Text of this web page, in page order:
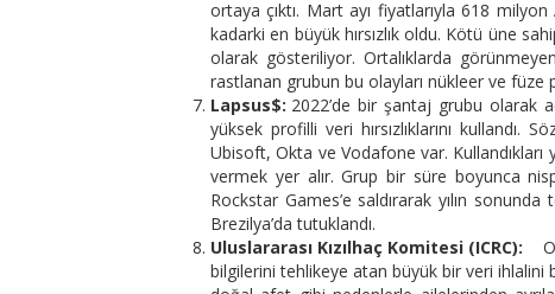
ortaya çıktı. Mart ayı fiyatlarıyla 618
kadarki en büyük hırsızlık oldu. Kötü üne
olarak gösteriliyor. Ortalıklarda
rastlanan grubun bu olayları nükleer ve füze
Lapsus$: 2022’de bir şantaj grubu olarak
yüksek profilli veri hırsızlıklarını kullandı.
Ubisoft, Okta ve Vodafone var.
vermek yer alır. Grup bir süre boyunca
Rockstar Games’e saldırarak yılın
Brezilya’da tutuklandı.
Uluslararası Kızılhaç Komitesi (ICRC):
bilgilerini tehlikeye atan büyük bir veri ihlalini